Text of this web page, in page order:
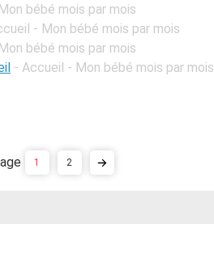
bébé mois par mois
- Mon bébé mois par mois
bébé mois par mois
- Accueil - Mon bébé mois par mois
1 2